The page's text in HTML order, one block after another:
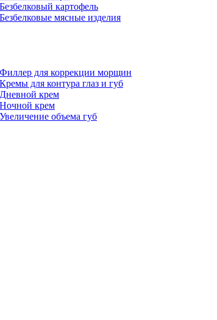
Безбелковый картофель
Безбелковые мясные изделия
Филлер для коррекции морщин
Кремы для контура глаз и губ
Дневной крем
Ночной крем
Увеличение объема губ